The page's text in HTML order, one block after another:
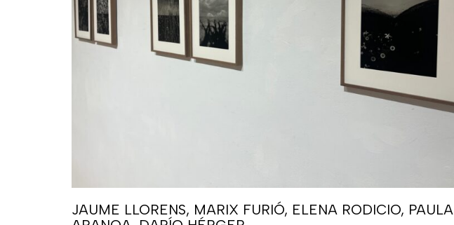
JAUME LLORENS, MARIX FURIÓ, ELENA RODICIO, PAULA